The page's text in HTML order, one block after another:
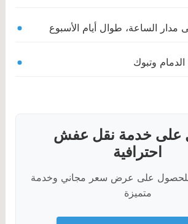
الساعة، طوال أيام الأسبوع
وتبوك
على خدمة نقل عفش
احترافية
للحصول على عرض سعر مجاني وخدمة
متميزة